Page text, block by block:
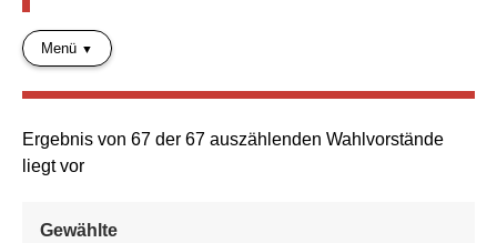
Menü
Ergebnis von 67 der 67 auszählenden Wahlvorstände
liegt vor
Gewählte